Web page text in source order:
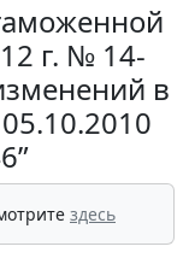
г. № 14-
в
здесь